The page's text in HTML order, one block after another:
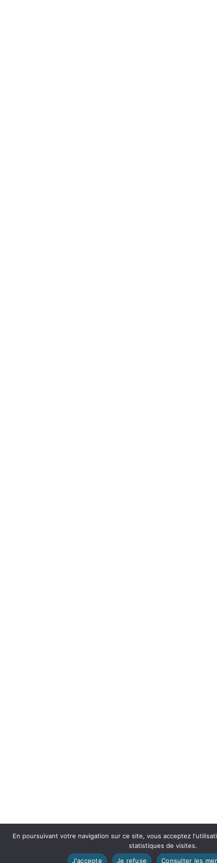
En poursuivant votre navigation sur ce site, vous acceptez
statistiques de visites.
J'accepte
Je refuse Consulter les